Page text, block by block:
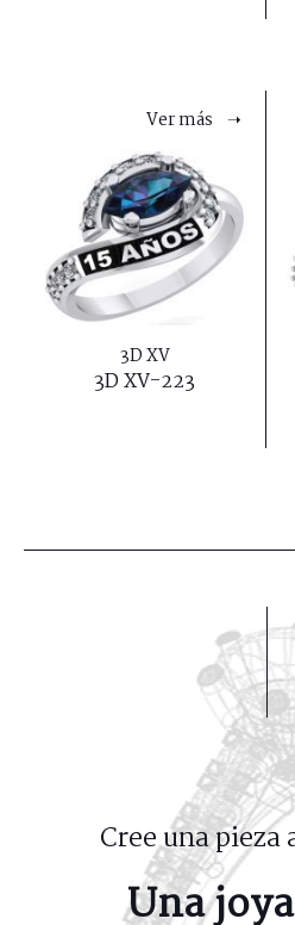
Ver más ➝
3D XV
3D XV-223
Cree una pieza
Una